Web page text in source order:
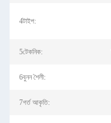
4টাইপ:
5টেকনিক:
6বুনন শৈলী:
7গর্ত আকৃতি: